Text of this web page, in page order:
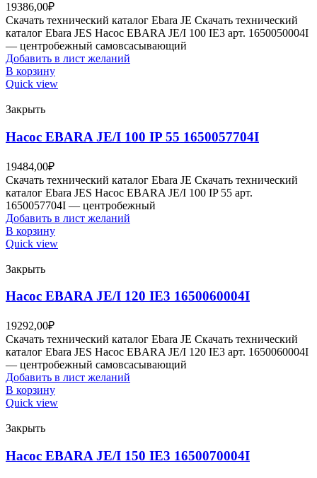
19386,00₽
Скачать технический каталог Ebara JE Скачать технический
каталог Ebara JES Насос EBARA JE/I 100 IE3 арт. 1650050004I
— центробежный самовсасывающий
Добавить в лист желаний
В корзину
Quick view
Закрыть
Насос EBARA JE/I 100 IP 55 1650057704I
19484,00₽
Скачать технический каталог Ebara JE Скачать технический
каталог Ebara JES Насос EBARA JE/I 100 IP 55 арт.
1650057704I — центробежный
Добавить в лист желаний
В корзину
Quick view
Закрыть
Насос EBARA JE/I 120 IE3 1650060004I
19292,00₽
Скачать технический каталог Ebara JE Скачать технический
каталог Ebara JES Насос EBARA JE/I 120 IE3 арт. 1650060004I
— центробежный самовсасывающий
Добавить в лист желаний
В корзину
Quick view
Закрыть
Насос EBARA JE/I 150 IE3 1650070004I